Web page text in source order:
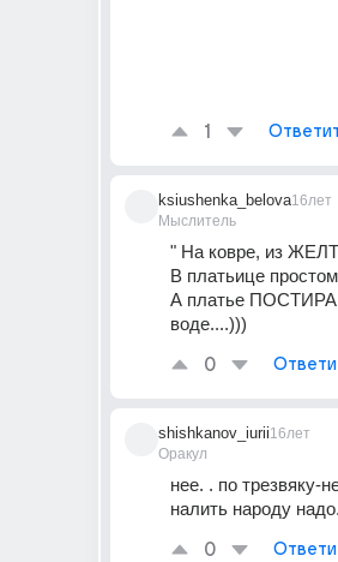
1
ksiushenka_belova
Мыслитель
16лет
" На ковре, из
В платьице
А платье
воде....)))
0
shishkanov_iurii
Оракул
16лет
нее. . по трезвяку-
налить народу
0